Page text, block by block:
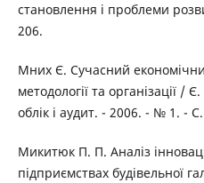
становлення і проблеми
206.
Мних Є. Сучасний
методології та організації /
облік і аудит. - 2006. - № 1. -
Микитюк П. П. Аналіз
підприємствах будівельної